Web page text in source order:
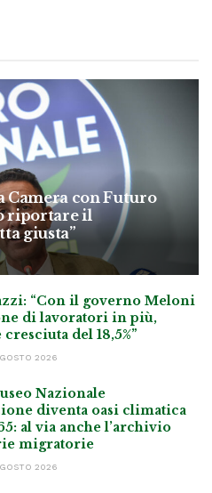
Camera con Futuro
riportare il
giusta”
“Con il governo Meloni
di lavoratori in più,
del 18,5%”
2026
Nazionale
diventa oasi climatica
al via anche l’archivio
migratorie
2026